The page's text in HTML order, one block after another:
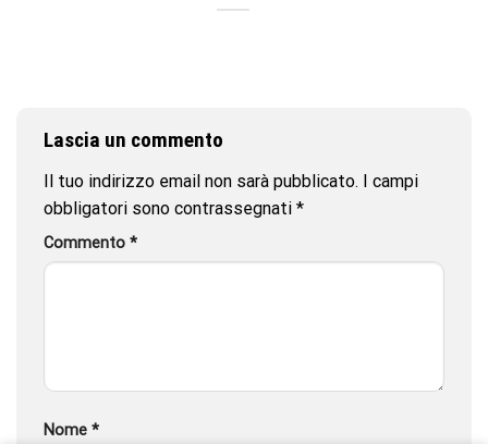
Lascia un commento
Il tuo indirizzo email non sarà pubblicato. I campi
obbligatori sono contrassegnati *
Commento *
Nome *